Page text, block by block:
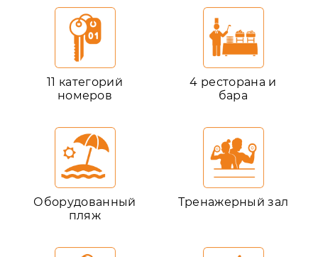
11 категорий
номеров
4 ресторана и
бара
Оборудованный
пляж
Тренажерный зал